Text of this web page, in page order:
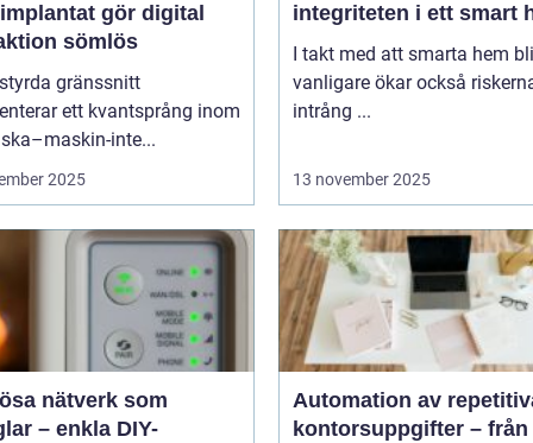
gör digital
sömlös
gränssnitt
ett kvantsprång inom
inte...
2025
integriteten i ett smart
I takt med att smarta hem
vanligare ökar också
intrång ...
13 november 2025
nätverk som
– enkla DIY-
Automation av
kontorsuppgifter – från